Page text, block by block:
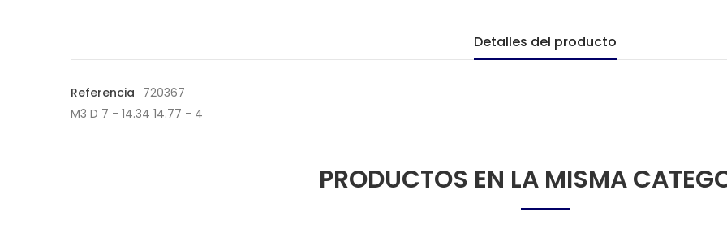
Detalles del producto
Referencia 720367
M3 D 7 - 14.34 14.77 - 4
PRODUCTOS EN LA MISMA